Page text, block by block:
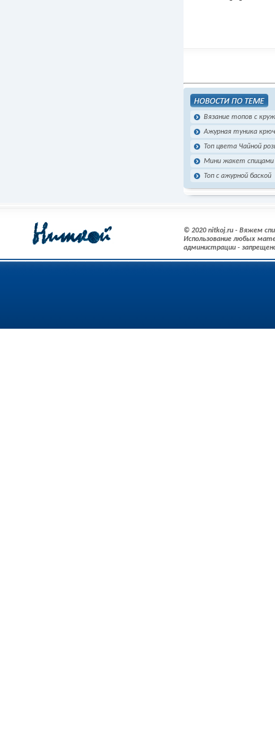
Вязание топов с
Ажурная туника
Топ цвета Чайной
Мини жакет спицами
Топ с ажурной баской
© 2020 nitkoj.ru - Вяжем
Использование любых
администрации -